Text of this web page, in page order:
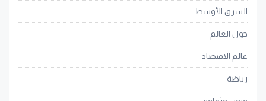
الشرق الأوسط
حول العالم
عالم الاقتصاد
رياضة